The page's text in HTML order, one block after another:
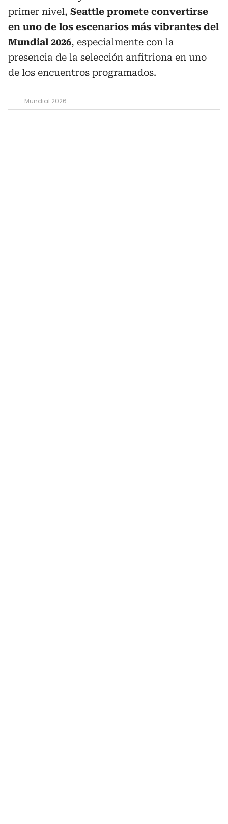
primer nivel, Seattle promete convertirse
en uno de los escenarios más vibrantes del
Mundial 2026, especialmente con la
presencia de la selección anfitriona en uno
de los encuentros programados.
Mundial 2026